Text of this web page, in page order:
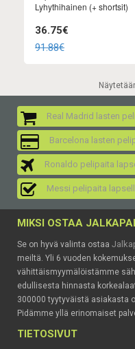
Lyhythihainen (+ shortsit)
36.75€
91.88€
Real Madrid lasten
Barcelona lasten
Ronaldo pelipaita
Messi pelipaita
MIKSI OSTAA
Se on hyvä valinta ostaa
meiltä. Yli 6 vuoden
vähittäismyymälöistämme
edullisesta hinnasta
300000 tyytyväistä asiakasta
Pidämme yllä erinomaiset
TIETOSIVUT